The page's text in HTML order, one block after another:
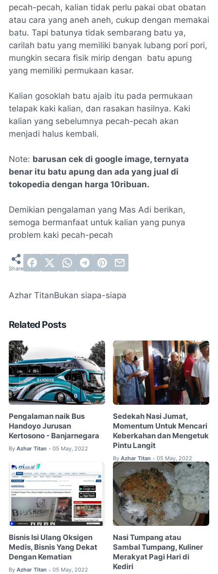
pecah-pecah, kalian tidak perlu pakai obat obatan
atau cara yang aneh aneh, cukup dengan memakai
batu. Tapi batunya tidak sembarang batu ya,
carilah batu yang memiliki banyak lubang pori pori,
mungkin secara fisik mirip dengan batu apung
yang memiliki permukaan kasar.
Kalian gosoklah batu ajaib itu pada permukaan
telapak kaki kalian, dan rasakan hasilnya. Kaki
kalian yang sebelumnya pecah-pecah akan
menjadi halus kembali.
Note: barusan cek di google image, ternyata
benar itu batu apung dan ada yang jual di
tokopedia dengan harga 10ribuan.
Demikian pengalaman yang Mas Adi berikan,
semoga bermanfaat untuk kalian yang punya
problem kaki pecah-pecah
Azhar TitanBukan siapa-siapa
Related Posts
Pengalaman naik Bus
Handoyo Jurusan
Kertosono - Banjarnegara
By Azhar Titan • 05 May, 2022
Sedekah Nasi Jumat,
Momentum Untuk Mencari
Keberkahan dan Mengetuk
Pintu Langit
By Azhar Titan • 05 May, 2022
Bisnis Isi Ulang Oksigen
Medis, Bisnis Yang Dekat
Dengan Kematian
By Azhar Titan • 05 May, 2022
Nasi Tumpang atau
Sambal Tumpang, Kuliner
Merakyat Pagi Hari di
Kediri